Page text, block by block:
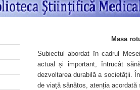
Masa
Subiectul abordat în cadrul
actual și important, întrucât
dezvoltarea durabilă a societății.
de viață sănătos, atenția